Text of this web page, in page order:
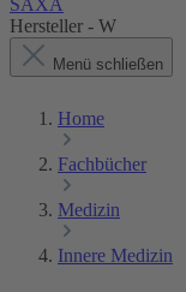
SAXA
Hersteller - W
Menü schließen
Home
Fachbücher
Medizin
Innere Medizin